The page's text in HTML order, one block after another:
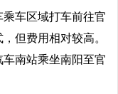
车区域打车前往官
但费用相对较高。
南站乘坐南阳至官